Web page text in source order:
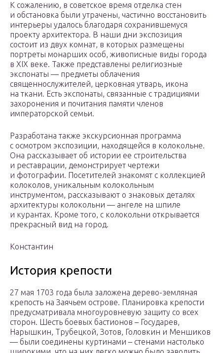
К сожалению, в советское время отделка стен
и обстановка были утрачены, частично восстановить
интерьеры удалось благодаря сохранившемуся
проекту архитектора. В наши дни экспозиция
состоит из двух комнат, в которых размещены
портреты монарших особ, живописные виды города
в XIX веке. Также представлены религиозные
экспонаты — предметы облачения
священнослужителей, церковная утварь, икона
на ткани. Есть экспонаты, связанные с традициями
захоронения и почитания памяти членов
императорской семьи.
Разработана также экскурсионная программа
с осмотром экспозиции, находящейся в колокольне.
Она рассказывает об истории ее строительства
и реставрации, демонстрирует чертежи
и фотографии. Посетителей знакомят с коллекцией
колоколов, уникальным колокольным
инструментом, рассказывают о знаковых деталях
архитектуры колокольни — ангеле на шпиле
и курантах. Кроме того, с колокольни открывается
прекрасный вид на город.
Константин
История крепости
27 мая 1703 года была заложена дерево-земляная
крепость на Заячьем острове. Планировка крепости
предусматривала многоуровневую защиту со всех
сторон. Шесть боевых бастионов – Государев,
Нарышкин, Трубецкой, Зотов, Головкин и Меншиков
— были соединены куртинами – стенами настолько